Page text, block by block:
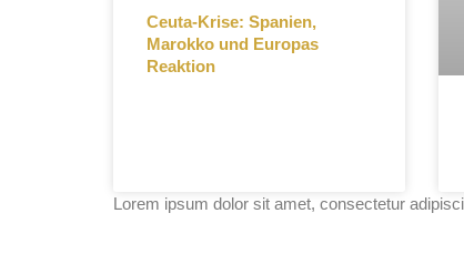
Ceuta-Krise: Spanien,
Marokko und Europas
Reaktion
Lorem ipsum dolor sit amet, consectetur